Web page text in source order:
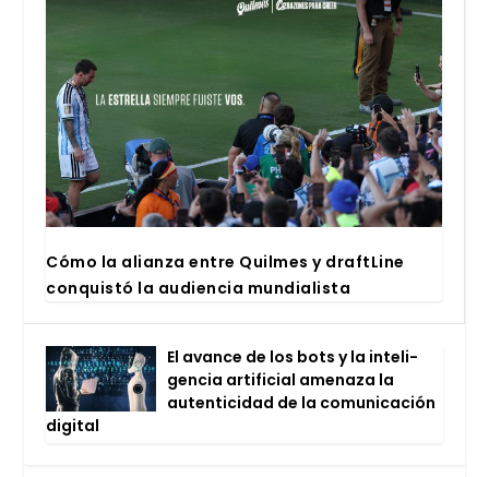
Cómo la alian­za entre Quil­mes y draftLi­ne
con­quis­tó la audien­cia mun­dia­lis­ta
El avan­ce de los bots y la inte­li­
gen­cia arti­fi­cial ame­na­za la
auten­ti­ci­dad de la comu­ni­ca­ción
digi­tal